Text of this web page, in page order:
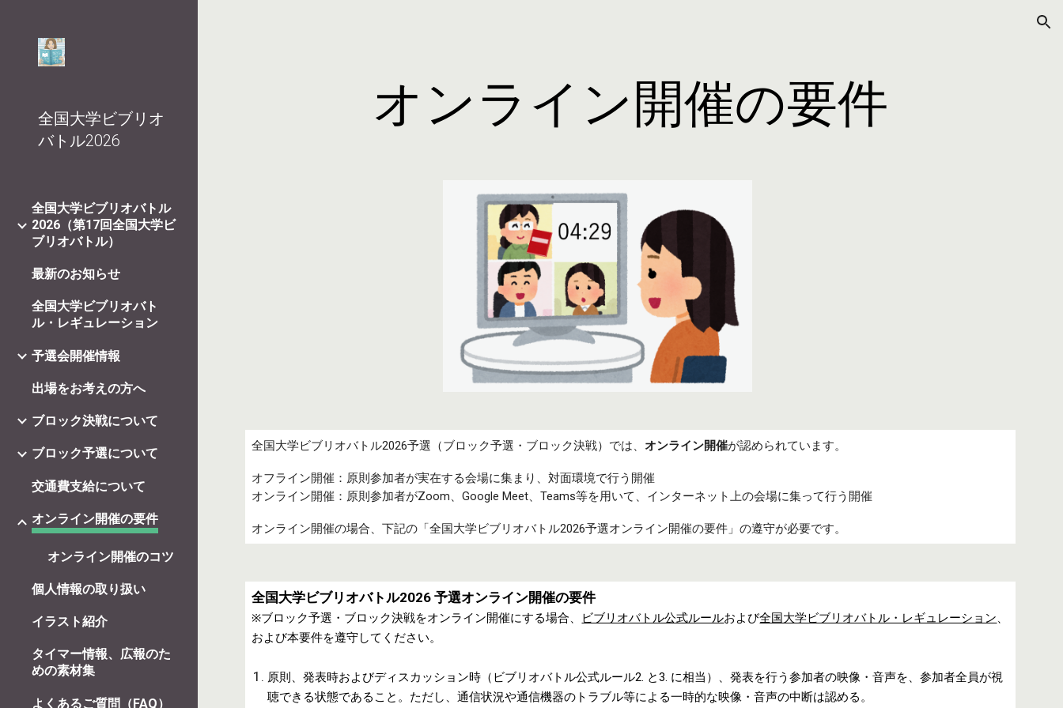
全国大学ビブリオ
バトル2026
全国大学ビブリオバトル
2026（第17回全国大学ビ
ブリオバトル）
最新のお知らせ
全国大学ビブリオバト
ル・レギュレーション
予選会開催情報
出場をお考えの方へ
ブロック決戦について
ブロック予選について
交通費支給について
オンライン開催の要件
オンライン開催のコツ
個人情報の取り扱い
イラスト紹介
タイマー情報、広報のた
めの素材集
よくあるご質問（FAQ）
オンライン開催の要件
全国大学ビブリオバトル2026予選（ブロック予選・ ブロック決戦）では、オンライン開催が認められています。
オフライン開催：原則参加者が実在する会場に集まり、対面環境で行う開催
オンライン開催：原則参加者がZoom、Google Meet、Teams等を用いて、インターネット上の会場に集って行う開催
オンライン開催の場合、下記の「全国大学ビブリオバトル2026予選オンライン開催の要件」の遵守が必要です。
全国大学ビブリオバトル2026予選オンライン開催の要件
※ブロック予選・ ブロック決戦をオンライン開催にする場合、 ビブリオバトル公式ルールおよび全国大学ビブリオバトル・レギュレーション、
および本要件を遵守してください。
原則、発表時およびディスカッション時（ビブリオバトル公式ルール2. と3. に相当）、発表を行う参加者の映像・音声を、参加者全員が視
聴できる状態であること。 ただし 、通信状況や通信機器のトラブル等による一時的な映像・音声の中断は認める。